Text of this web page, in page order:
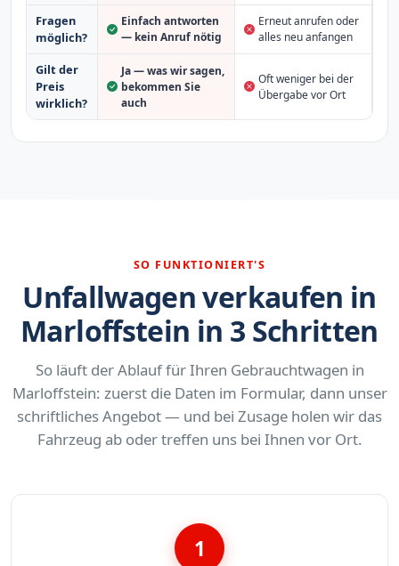
Fragen
möglich?
Einfach antworten
— kein Anruf nötig
Erneut anrufen oder
alles neu anfangen
Gilt der
Preis
wirklich?
Ja — was wir sagen,
bekommen Sie
auch
Oft weniger bei der
Übergabe vor Ort
SO FUNKTIONIERT'S
Unfallwagen verkaufen in
Marloffstein in 3 Schritten
So läuft der Ablauf für Ihren Gebrauchtwagen in
Marloffstein: zuerst die Daten im Formular, dann unser
schriftliches Angebot — und bei Zusage holen wir das
Fahrzeug ab oder treffen uns bei Ihnen vor Ort.
1